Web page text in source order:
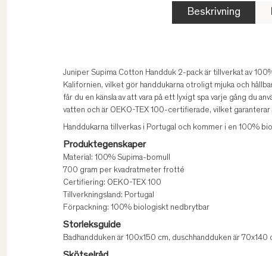
Beskrivning
Juniper Supima Cotton Handduk 2-pack är tillverkat av
Kalifornien, vilket gör handdukarna otroligt mjuka och
får du en känsla av att vara på ett lyxigt spa varje gång du
vatten och är OEKO-TEX 100-certifierade, vilket
Handdukarna tillverkas i Portugal och kommer i en 100%
Produktegenskaper
Material: 100% Supima-bomull
700 gram per kvadratmeter frotté
Certifiering: OEKO-TEX 100
Tillverkningsland: Portugal
Förpackning: 100% biologiskt nedbrytbar
Storleksguide
Badhandduken är 100x150 cm, duschhandduken är